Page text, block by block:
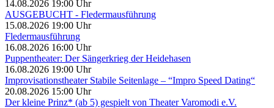
14.08.2026 19:00 Uhr
AUSGEBUCHT - Fledermausführung
15.08.2026 19:00 Uhr
Fledermausführung
16.08.2026 16:00 Uhr
Puppentheater: Der Sängerkrieg der Heidehasen
16.08.2026 19:00 Uhr
Improvisationstheater Stabile Seitenlage – “Impro Speed Dating“
20.08.2026 15:00 Uhr
Der kleine Prinz* (ab 5) gespielt von Theater Varomodi e.V.